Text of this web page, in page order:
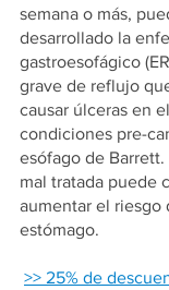
semana o más,
desarrollado la
gastroesofágico
grave de reflujo
causar úlceras en
condiciones pre-
esófago de
mal tratada puede
aumentar el riesgo
estómago.
>> 25% de